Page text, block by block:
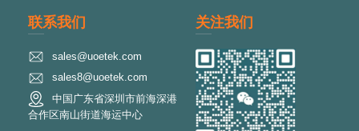
联系我们
sales@uoetek.com
sales8@uoetek.com
中国广东省深圳市前海深港
合作区南山街道海运中心
关注我们